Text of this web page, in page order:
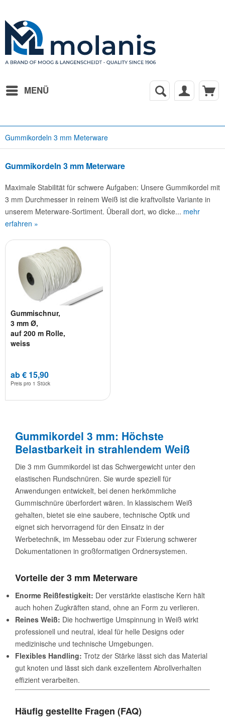
MENÜ
Gummikordeln 3 mm Meterware
Gummikordeln 3 mm Meterware
Maximale Stabilität für schwere Aufgaben: Unsere Gummikordel mit
3 mm Durchmesser in reinem Weiß ist die kraftvollste Variante in
unserem Meterware-Sortiment. Überall dort, wo dicke... mehr
erfahren »
Gummischnur,
3 mm Ø,
auf 200 m Rolle,
weiss
ab € 15,90
Preis pro 1 Stück
Gummikordel 3 mm: Höchste
Belastbarkeit in strahlendem Weiß
Die 3 mm Gummikordel ist das Schwergewicht unter den
elastischen Rundschnüren. Sie wurde speziell für
Anwendungen entwickelt, bei denen herkömmliche
Gummischnüre überfordert wären. In klassischem Weiß
gehalten, bietet sie eine saubere, technische Optik und
eignet sich hervorragend für den Einsatz in der
Werbetechnik, im Messebau oder zur Fixierung schwerer
Dokumentationen in großformatigen Ordnersystemen.
Vorteile der 3 mm Meterware
Enorme Reißfestigkeit: Der verstärkte elastische Kern hält
auch hohen Zugkräften stand, ohne an Form zu verlieren.
Reines Weiß: Die hochwertige Umspinnung in Weiß wirkt
professionell und neutral, ideal für helle Designs oder
medizinische und technische Umgebungen.
Flexibles Handling: Trotz der Stärke lässt sich das Material
gut knoten und lässt sich dank exzellentem Abrollverhalten
effizient verarbeiten.
Häufig gestellte Fragen (FAQ)